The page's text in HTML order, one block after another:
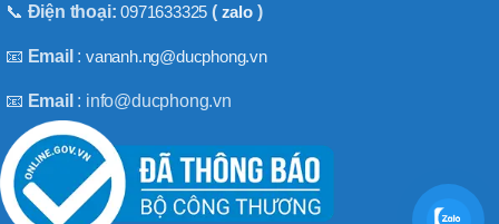
📞 Điện thoại:0971633325 ( zalo)
📧 Email :vananh.ng@ducphong.vn
📧 Email : info@ducphong.vn